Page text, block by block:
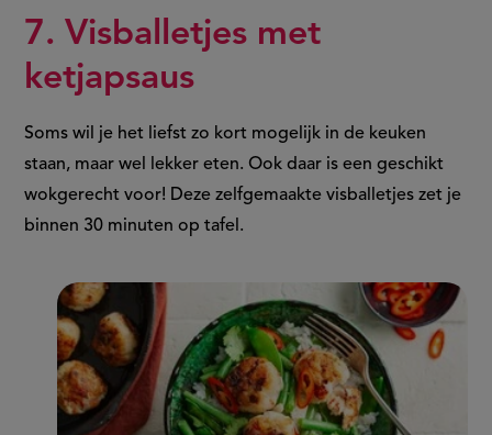
7. Visballetjes met
ketjapsaus
Soms wil je het liefst zo kort mogelijk in de keuken
staan, maar wel lekker eten. Ook daar is een geschikt
wokgerecht voor! Deze zelfgemaakte visballetjes zet je
binnen 30 minuten op tafel.